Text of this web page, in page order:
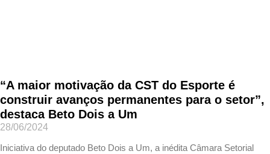
“A maior motivação da CST do Esporte é
construir avanços permanentes para o setor”,
destaca Beto Dois a Um
28/06/2024
Iniciativa do deputado Beto Dois a Um, a inédita Câmara Setorial